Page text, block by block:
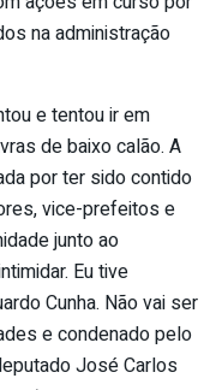
na administração
e tentou ir em
de baixo calão. A
por ter sido contido
vice-prefeitos e
junto ao
Eu tive
Cunha. Não vai ser
e condenado pelo
José Carlos